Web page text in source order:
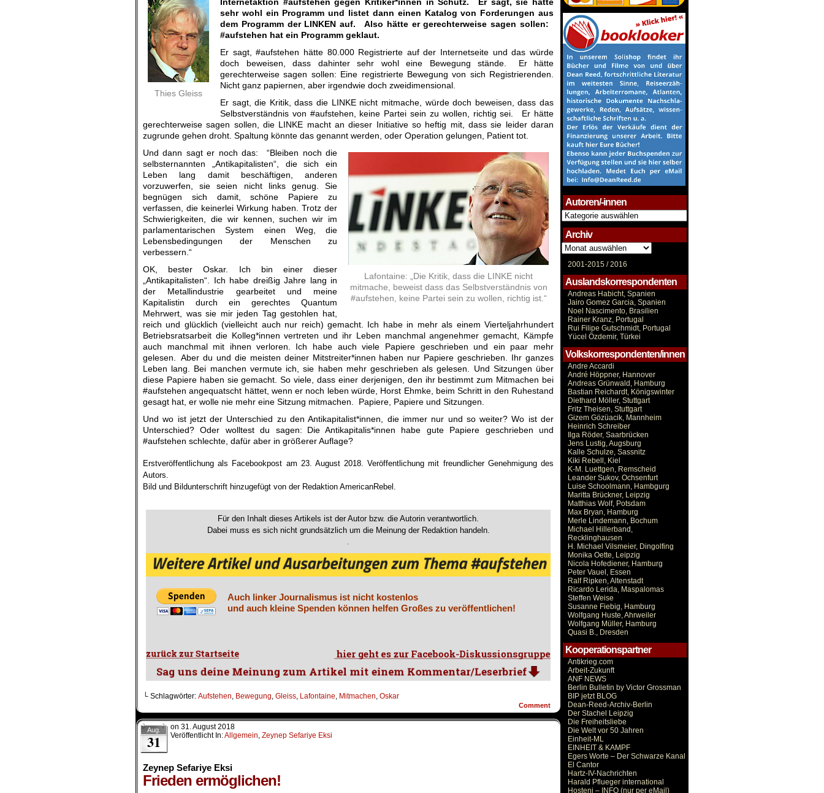
Thies Gleiss
sehr wohl ein Programm und listet dann einen Katalog von Forderungen aus
dem Programm der LINKEN auf. Also hätte er gerechterweise sagen sollen:
#aufstehen hat ein Programm geklaut.
Er sagt, #aufstehen hätte 80.000 Registrierte auf der Internetseite und das würde
doch beweisen, dass dahinter sehr wohl eine Bewegung stände. Er hätte
gerechterweise sagen sollen: Eine registrierte Bewegung von sich Registrierenden.
Nicht ganz papiernen, aber irgendwie doch zweidimensional.
Er sagt, die Kritik, dass die LINKE nicht mitmache, würde doch beweisen, dass das
Selbstverständnis von #aufstehen, keine Partei sein zu wollen, richtig sei. Er hätte
gerechterweise sagen sollen, die LINKE macht an dieser Initiative so heftig mit, dass sie leider daran
zugrunde gehen droht. Spaltung könnte das genannt werden, oder Operation gelungen, Patient tot.
Lafontaine: „Die Kritik, dass die LINKE nicht
mitmache, beweist dass das Selbstverständnis von
#aufstehen, keine Partei sein zu wollen, richtig ist.“
Und dann sagt er noch das: “Bleiben noch die
selbsternannten „Antikapitalisten“, die sich ein
Leben lang damit beschäftigen, anderen
vorzuwerfen, sie seien nicht links genug. Sie
begnügen sich damit, schöne Papiere zu
verfassen, die keinerlei Wirkung haben. Trotz der
Schwierigkeiten, die wir kennen, suchen wir im
parlamentarischen System einen Weg, die
Lebensbedingungen der Menschen zu
verbessern.“
OK, bester Oskar. Ich bin einer dieser
„Antikapitalisten“. Ich habe dreißig Jahre lang in
der Metallindustrie gearbeitet und meine
Kapitalistin durch ein gerechtes Quantum
Mehrwert, was sie mir jeden Tag gestohlen hat,
reich und glücklich (vielleicht auch nur reich) gemacht. Ich habe in mehr als einem Vierteljahrhundert
Betriebsratsarbeit die Kolleg*innen vertreten und ihr Leben manchmal angenehmer gemacht, Kämpfe
auch manchmal mit ihnen verloren. Ich habe auch viele Papiere geschrieben und ein paar mehr
gelesen. Aber du und die meisten deiner Mitstreiter*innen haben nur Papiere geschrieben. Ihr ganzes
Leben lang. Bei manchen vermute ich, sie haben mehr geschrieben als gelesen. Und Sitzungen über
diese Papiere haben sie gemacht. So viele, dass einer derjenigen, den ihr bestimmt zum Mitmachen bei
#aufstehen angequatscht hättet, wenn er noch leben würde, Horst Ehmke, beim Schritt in den Ruhestand
gesagt hat, er wolle nie mehr eine Sitzung mitmachen. Papiere, Papiere und Sitzungen.
Und wo ist jetzt der Unterschied zu den Antikapitalist*innen, die immer nur und so weiter? Wo ist der
Unterschied? Oder wolltest du sagen: Die Antikapitalis*innen habe gute Papiere geschrieben und
#aufstehen schlechte, dafür aber in größerer Auflage?
Erstveröffentlichung als Facebookpost am 23. August 2018. Veröffentlichung mit freundlicher Genehmigung des
Autors.
Bild und Bildunterschrift hinzugefügt von der Redaktion AmericanRebel.
Für den Inhalt dieses Artikels ist der Autor bzw. die Autorin verantwortlich.
Dabei muss es sich nicht grundsätzlich um die Meinung der Redaktion handeln.
.
Auch linker Journalismus ist nicht kostenlos
und auch kleine Spenden können helfen Großes zu veröffentlichen!
└ Schlagwörter: Aufstehen Bewegung Gleiss Lafontaine Mitmachen Oskar
Comment
Aug.
31
on 31. August 2018
Veröffentlicht In:Allgemein Zeynep Sefariye Eksi
Zeynep Sefariye Eksi
Frieden ermöglichen!
Autoren/-innen
Autoren/-
innen
Archiv
Archiv
2001-2015 /2016
Auslandskorrespondenten
Andreas Habicht, Spanien
Jairo Gomez Garcia, Spanien
Noel Nascimento, Brasilien
Rainer Kranz, Portugal
Rui Filipe Gutschmidt, Portugal
Yücel Özdemir, Türkei
Volkskorrespondenten/innen
Andre Accardi
André Höppner, Hannover
Andreas Grünwald, Hamburg
Bastian Reichardt, Königswinter
Diethard Möller, Stuttgart
Fritz Theisen, Stuttgart
Gizem Gözüacik, Mannheim
Heinrich Schreiber
Ilga Röder, Saarbrücken
Jens Lustig, Augsburg
Kalle Schulze, Sassnitz
Kiki Rebell, Kiel
K-M. Luettgen, Remscheid
Leander Sukov, Ochsenfurt
Luise Schoolmann, Hambgurg
Maritta Brückner, Leipzig
Matthias Wolf, Potsdam
Max Bryan, Hamburg
Merle Lindemann, Bochum
Michael Hillerband,
Recklinghausen
H. Michael Vilsmeier, Dingolfing
Monika Oette, Leipzig
Nicola Hofediener, Hamburg
Peter Vauel, Essen
Ralf Ripken, Altenstadt
Ricardo Lerida, Maspalomas
Steffen Weise
Susanne Fiebig, Hamburg
Wolfgang Huste, Ahrweiler
Wolfgang Müller, Hamburg
Quasi B., Dresden
Kooperationspartner
Antikrieg.com
Arbeit-Zukunft
ANF NEWS
Berlin Bulletin by Victor Grossman
BIP jetzt BLOG
Dean-Reed-Archiv-Berlin
Der Stachel Leipzig
Die Freiheitsliebe
Die Welt vor 50 Jahren
Einheit-ML
EINHEIT & KAMPF
Egers Worte – Der Schwarze Kanal
El Cantor
Hartz-IV-Nachrichten
Harald Pflueger international
Hosteni – INFO (nur per eMail)